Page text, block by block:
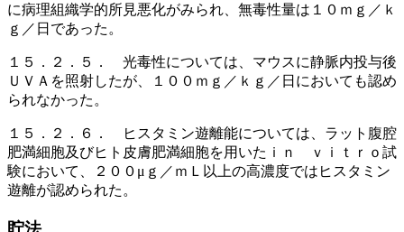
に病理組織学的所見悪化がみられ、無毒性量は１０ｍｇ／ｋ
ｇ／日であった。
１５．２．５． 光毒性については、マウスに静脈内投与後
ＵＶＡを照射したが、１００ｍｇ／ｋｇ／日においても認め
られなかった。
１５．２．６． ヒスタミン遊離能については、ラット腹腔
肥満細胞及びヒト皮膚肥満細胞を用いたｉｎ ｖｉｔｒｏ試
験において、２００μｇ／ｍＬ以上の高濃度ではヒスタミン
遊離が認められた。